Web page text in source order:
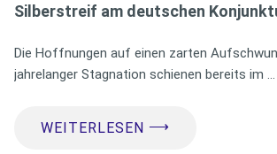
Silberstreif am deutschen
Die Hoffnungen auf einen zarten
jahrelanger Stagnation schienen bereits im …
WEITERLESEN ⟶